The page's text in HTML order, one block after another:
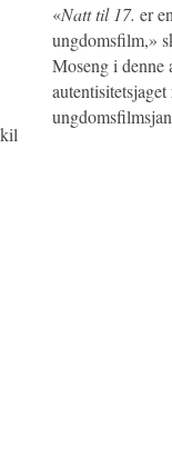
«Natt til 17. er
ungdomsfilm,»
Moseng i denne